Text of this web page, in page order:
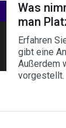
Was
man
Erfahren
gibt eine
Außerdem
vorgestellt.